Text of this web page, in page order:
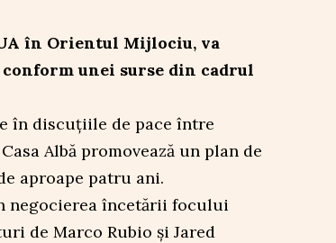
în Orientul Mijlociu, va
unei surse din cadrul
în discuțiile de pace între
Albă promovează un plan de
aproape patru ani.
negocierea încetării focului
de Marco Rubio și Jared